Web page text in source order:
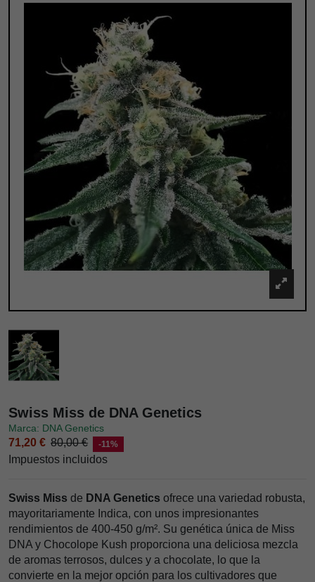
Swiss Miss de DNA Genetics
Marca: DNA Genetics
71,20 € 80,00 € -11%
Impuestos incluidos
Swiss Miss de DNA Genetics ofrece una variedad robusta,
mayoritariamente Indica, con unos impresionantes
rendimientos de 400-450 g/m². Su genética única de Miss
DNA y Chocolope Kush proporciona una deliciosa mezcla
de aromas terrosos, dulces y a chocolate, lo que la
convierte en la mejor opción para los cultivadores que